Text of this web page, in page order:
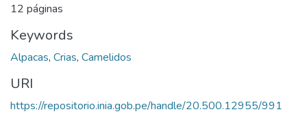
12 páginas
Keywords
Alpacas, Crias, Camelidos
URI
https://repositorio.inia.gob.pe/handle/20.500.12955/991